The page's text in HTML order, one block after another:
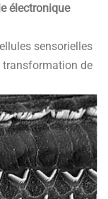
électronique
sensorielles
transformation de